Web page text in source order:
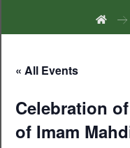
« All Events
Celebration
of Imam